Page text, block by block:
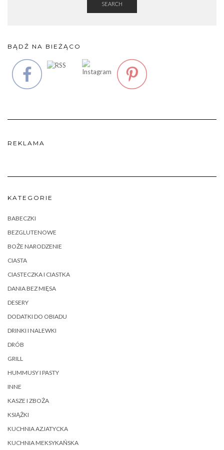
SEARCH
BĄDŹ NA BIEŻĄCO
REKLAMA
KATEGORIE
BABECZKI
BEZGLUTENOWE
BOŻE NARODZENIE
CIASTA
CIASTECZKA I CIASTKA
DANIA BEZ MIĘSA
DESERY
DODATKI DO OBIADU
DRINKI I NALEWKI
DRÓB
GRILL
HUMMUSY I PASTY
INNE
KASZE I ZBOŻA
KSIĄŻKI
KUCHNIA AZJATYCKA
KUCHNIA MEKSYKAŃSKA